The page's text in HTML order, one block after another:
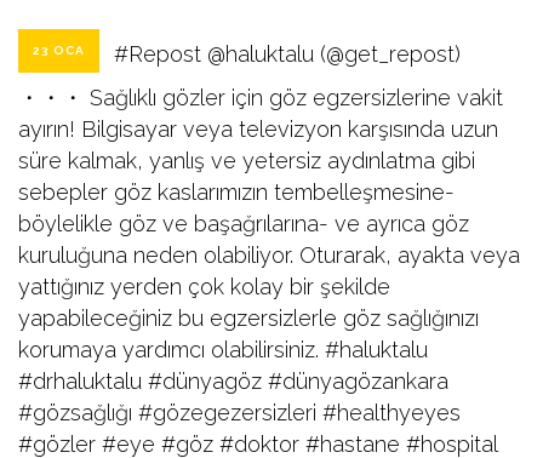
HIZMETLERIMIZ
REFERANSLARIMIZ
BLOG
İLETIŞIM
SEARCH SITE
23 OCA
#Repost @haluktalu (@get_repost)
・・・ Sağlıklı gözler için göz egzersizlerine vakit
ayırın! Bilgisayar veya televizyon karşısında uzun
süre kalmak, yanlış ve yetersiz aydınlatma gibi
sebepler göz kaslarımızın tembelleşmesine-
böylelikle göz ve başağrılarına- ve ayrıca göz
kuruluğuna neden olabiliyor. Oturarak, ayakta veya
yattığınız yerden çok kolay bir şekilde
yapabileceğiniz bu egzersizlerle göz sağlığınızı
korumaya yardımcı olabilirsiniz. #haluktalu
#drhaluktalu #dünyagöz #dünyagözankara
#gözsağlığı #gözegezersizleri #healthyeyes
#gözler #eye #göz #doktor #hastane #hospital